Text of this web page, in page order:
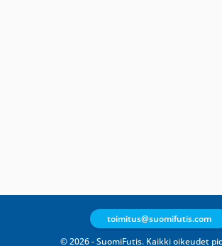
© 2026 - SuomiFutis. Kaikki oikeudet
toimitus@suomifutis.com